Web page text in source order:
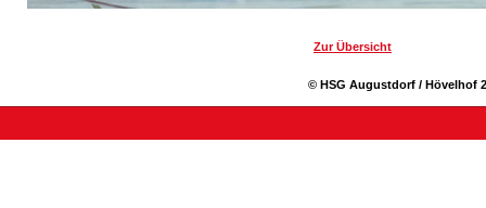
Zur Übersicht
© HSG Augustdorf / Hövelhof